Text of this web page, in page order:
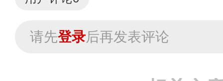
请先登录后再发表评论